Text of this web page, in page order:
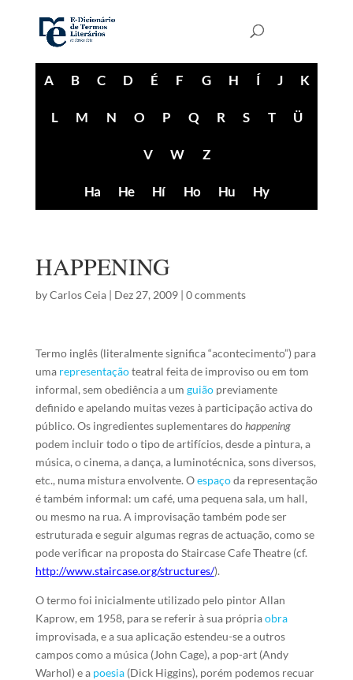
A B C D É F G H Í J K
L M N O P Q R S T Ü
V W Z
Ha He Hí Ho Hu Hy
HAPPENING
byCarlos Ceia| Dez 27, 2009| 0 comments
Termo inglês (literalmente significa “acontecimento”) para
uma representaçãoteatral feita de improviso ou em tom
informal, sem obediência a um guiãopreviamente
definido e apelando muitas vezes à participação activa do
público. Os ingredientes suplementares dohappening
podem incluir todo o tipo de artifícios, desde a pintura, a
música, o cinema, a dança, a luminotécnica, sons diversos,
etc., numa mistura envolvente. Oespaçoda representação
é também informal: um café, uma pequena sala, um hall,
ou mesmo na rua. A improvisação também pode ser
estruturada e seguir algumas regras de actuação, como se
pode verificar na proposta do Staircase Cafe Theatre (cf.
http://www.staircase.org/structures/).
O termo foi inicialmente utilizado pelo pintor Allan
Kaprow, em 1958, para se referir à sua própriaobra
improvisada, e a sua aplicação estendeu-se a outros
campos como a música (John Cage), a pop-art (Andy
Warhol) e a poesia(Dick Higgins), porém podemos recuar